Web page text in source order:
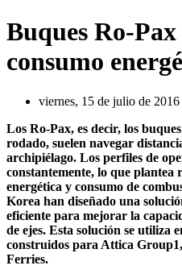
Buques Ro-
consumo
viernes, 15 de julio de 2016
Los Ro-Pax, es decir, los
rodado, suelen navegar
archipiélago. Los perfiles de
constantemente, lo que plantea
energética y consumo de
Korea han diseñado una
eficiente para mejorar la
de ejes. Esta solución se utiliza
construidos para Attica
Ferries.